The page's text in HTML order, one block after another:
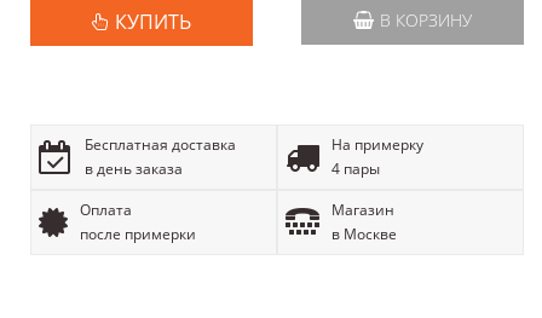
КУПИТЬ В КОРЗИНУ
Бесплатная доставка
в день заказа
На примерку
4 пары
Оплата
после примерки
Магазин
в Москве